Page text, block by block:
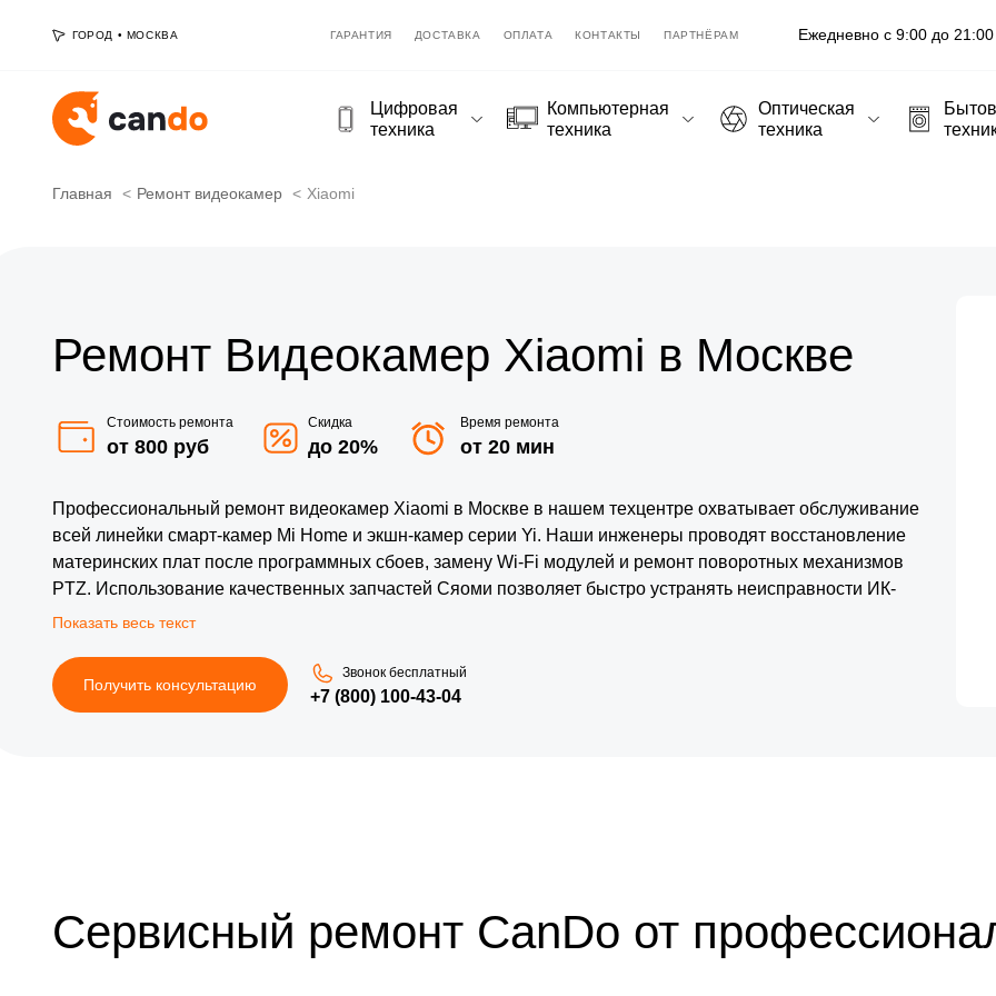
ГОРОД • МОСКВА ГАРАНТИЯ ДОСТАВКА ОПЛАТА КОНТАКТЫ ПАРТНЁРАМ Ежедневно с 9:00 до 21:00
Цифровая
техника
Компьютерная
техника
Оптическая
техника
Главная Ремонт видеокамер Xiaomi
Ремонт Видеокамер Xiaomi в Москве
Стоимость ремонта
от 800 руб
Скидка
до 20%
Время ремонта
от 20 мин
Профессиональный ремонт видеокамер Xiaomi в Москве в нашем техцентре охватывает обслуживание
всей линейки смарт-камер Mi Home и экшн-камер серии Yi. Наши инженеры проводят восстановление
материнских плат после программных сбоев, замену Wi-Fi модулей и ремонт поворотных механизмов
PTZ. Использование качественных запчастей Сяоми позволяет быстро устранять неисправности ИК-
подсветки и датчиков движения. Каждое устройство проходит обязательную проверку стабильности
Получить консультацию
Звонок бесплатный
+7 (800) 100-43-04
Сервисный ремонт CanDo от